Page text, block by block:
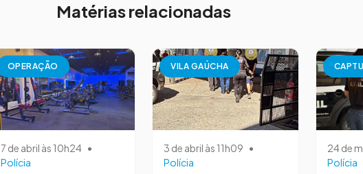
Matérias relacionadas
OPERAÇÃO
7 de abril às 10h24 •
Polícia
VILA GAÚCHA
3 de abril às 11h09 •
Polícia
24 de
Polícia